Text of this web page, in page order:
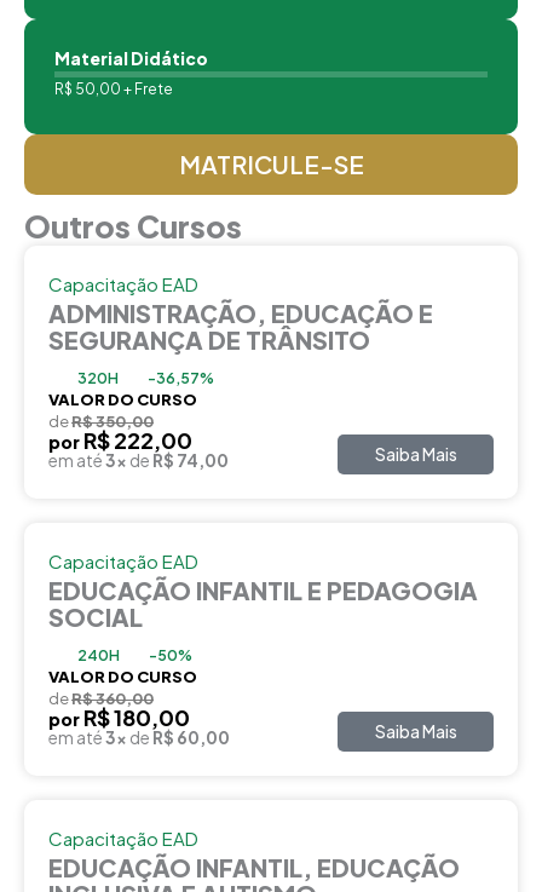
Material Didático
R$ 50,00 + Frete
MATRICULE-SE
Outros Cursos
Capacitação EAD
ADMINISTRAÇÃO, EDUCAÇÃO E
SEGURANÇA DE TRÂNSITO
320H -36,57%
VALOR DO CURSO
deR$ 350,00
por R$ 222,00
em até3x de R$ 74,00 Saiba Mais
Capacitação EAD
EDUCAÇÃO INFANTIL E PEDAGOGIA
SOCIAL
240H -50%
VALOR DO CURSO
deR$ 360,00
por R$ 180,00
em até3x de R$ 60,00 Saiba Mais
Capacitação EAD
EDUCAÇÃO INFANTIL, EDUCAÇÃO